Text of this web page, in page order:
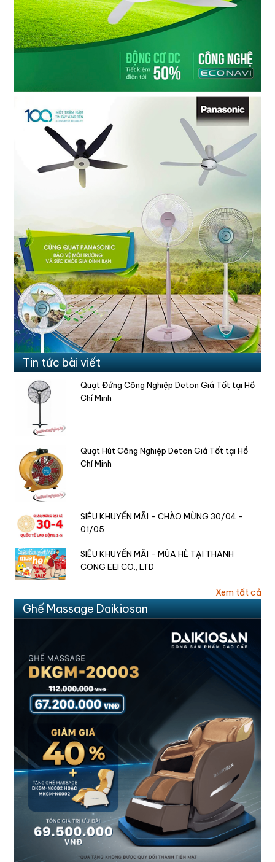
Tin tức bài viết
Quạt Đứng Công Nghiệp Deton Giá Tốt tại Hồ
Chí Minh
Quạt Hút Công Nghiệp Deton Giá Tốt tại Hồ
Chí Minh
SIÊU KHUYẾN MÃI - CHÀO MỪNG 30/04 -
01/05
SIÊU KHUYẾN MÃI - MÙA HÈ TẠI THANH
CONG EEI CO., LTD
Xem tất cả
Ghế Massage Daikiosan